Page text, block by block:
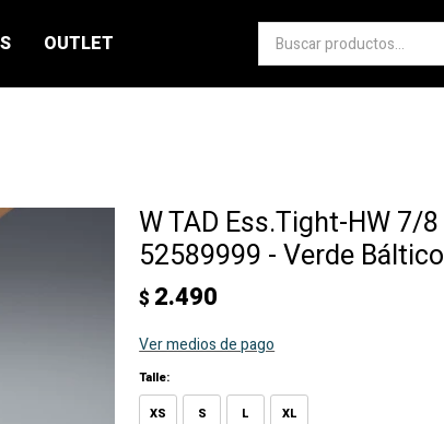
OUTLET
W TAD Ess.Tight-HW 7/8
52589999 - Verde Báltico
$ 2.490
Ver medios de pago
Talle:
XS
S L XL